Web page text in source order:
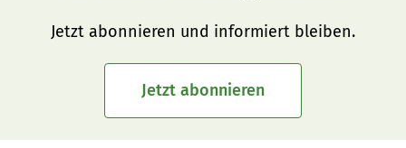
Jetzt abonnieren und informiert bleiben.
Jetzt abonnieren